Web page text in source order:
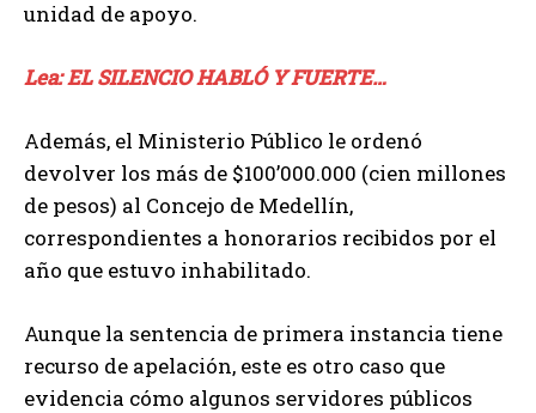
unidad de apoyo.
Lea: EL SILENCIO HABLÓ Y FUERTE…
Además, el Ministerio Público le ordenó
devolver los más de $100’000.000 (cien millones
de pesos) al Concejo de Medellín,
correspondientes a honorarios recibidos por el
año que estuvo inhabilitado.
Aunque la sentencia de primera instancia tiene
recurso de apelación, este es otro caso que
evidencia cómo algunos servidores públicos